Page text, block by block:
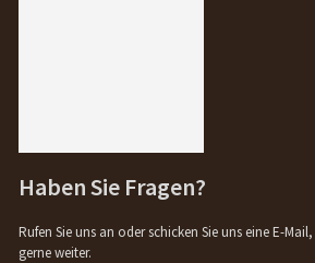
Haben Sie Fragen?
Rufen Sie uns an oder schicken Sie uns eine E-
gerne weiter.